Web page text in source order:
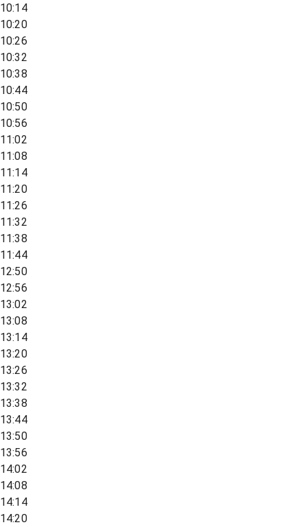
10:14
10:20
10:26
10:32
10:38
10:44
10:50
10:56
11:02
11:08
11:14
11:20
11:26
11:32
11:38
11:44
12:50
12:56
13:02
13:08
13:14
13:20
13:26
13:32
13:38
13:44
13:50
13:56
14:02
14:08
14:14
14:20